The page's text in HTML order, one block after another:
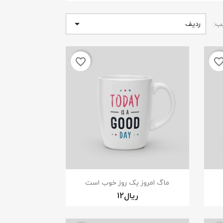
ردیف 
نمایش سریع
ماگ امروز یک روز خوب است
‎ریال12
favorite_border